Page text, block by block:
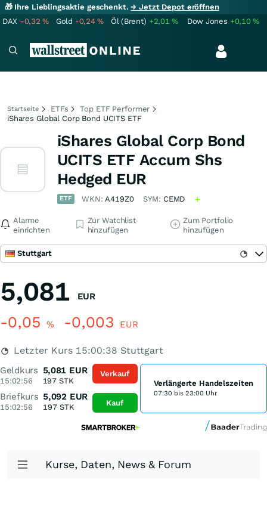
🎁 Ihre Lieblingsaktie geschenkt.→ Jetzt Depot eröffnen
DAX -0,32% Gold -0,24% Öl (Brent) +2,01% Dow Jones +0,10%
Startseite ETFs
Top ETF Performer
iShares Global Corp Bond UCITS ETF
iShares Global Corp Bond
UCITS ETF Accum Shs
Hedged EUR
ETF WKN:A419Z0 SYM: CEMD
Alarme
einrichten
Zur Watchlist
hinzufügen
Zum Portfolio
hinzufügen
Stuttgart
5,081 EUR
-0,05 % -0,003 EUR
Letzter Kurs 15:00:38 Stuttgart
Geldkurs
15:02:56
5,081 EUR
197 STK
Briefkurs
15:02:56
5,092 EUR
197STK
Verkauf
Kauf
Verlängerte Handelszeiten
07:30 bis 23:00 Uhr
Kurse, Daten, News & Forum